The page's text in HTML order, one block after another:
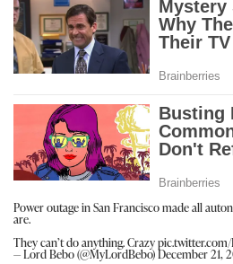
Power outage in San Francisco made all
are.
They can’t do anything. Crazy
— Lord Bebo (@MyLordBebo)December 21,